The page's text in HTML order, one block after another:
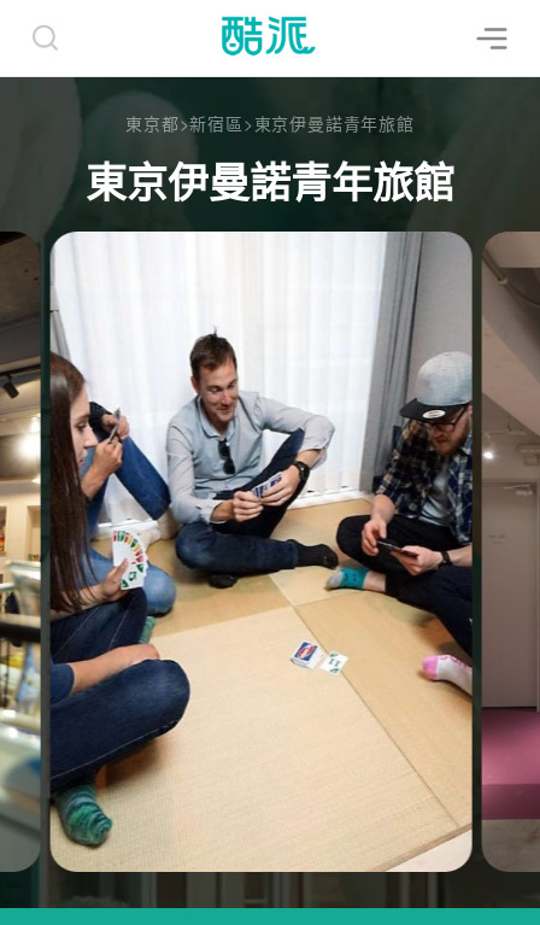
東京都>新宿區>東京伊曼諾青年旅館
東京伊曼諾青年旅館